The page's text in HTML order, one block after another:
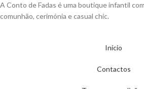
A Conto de Fadas é uma boutique infantil
comunhão, cerimónia e casual chic.
Início
Contactos